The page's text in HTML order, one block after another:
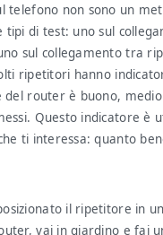
telefono non sono un
tipi di test: uno sul
sul collegamento tra
ripetitori hanno
del router è buono,
Questo indicatore è
ti interessa: quanto
il ripetitore in
vai in giardino e fai